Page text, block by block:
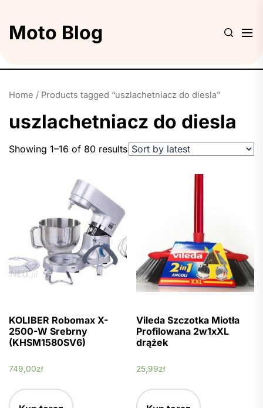
Moto Blog
Home / Products tagged “uszlachetniacz do diesla”
uszlachetniacz do diesla
Showing 1–16 of 80 results
KOLIBER Robomax X-
2500-W Srebrny
(KHSM1580SV6)
749,00zł
Vileda Szczotka Miotła
Profilowana 2w1xXL
drążek
25,99zł